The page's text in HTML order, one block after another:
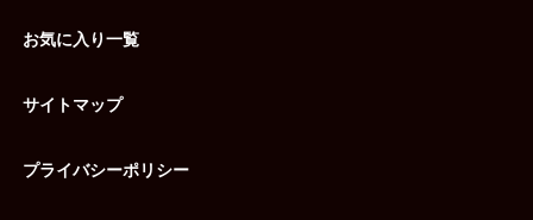
お気に入り一覧
サイトマップ
プライバシーポリシー